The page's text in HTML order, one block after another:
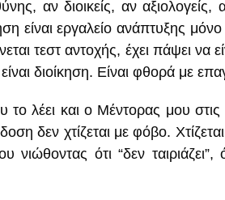
αν διοικείς, αν
είναι εργαλείο ανάπτυξης
τεστ αντοχής, έχει πάψει
διοίκηση. Είναι φθορά με
και ο Μέντορας μου στις
δεν χτίζεται με φόβο.
νιώθοντας ότι “δεν